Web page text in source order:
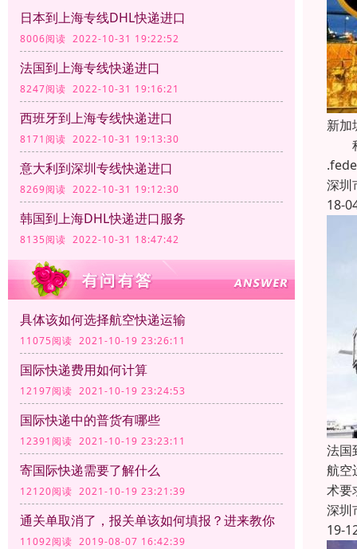
日本到上海专线DHL快递进口
8006阅读 2022-10-31 19:22:52
法国到上海专线快递进口
8247阅读 2022-10-31 19:16:21
西班牙到上海专线快递进口
8171阅读 2022-10-31 19:13:30
意大利到深圳专线快递进口
8269阅读 2022-10-31 19:12:30
韩国到上海DHL快递进口服务
8135阅读 2022-10-31 18:47:42
具体该如何选择航空快递运输
11075阅读 2021-10-19 23:26:11
国际快递费用如何计算
12197阅读 2021-10-19 23:24:53
国际快递中的普货有哪些
12391阅读 2021-10-19 23:23:11
寄国际快递需要了解什么
12120阅读 2021-10-19 23:21:39
通关单取消了，报关单该如何填报？进来教你
11092阅读 2019-08-07 16:42:39
新加
科
深圳
18-
法国
航空
术要
深圳
19-